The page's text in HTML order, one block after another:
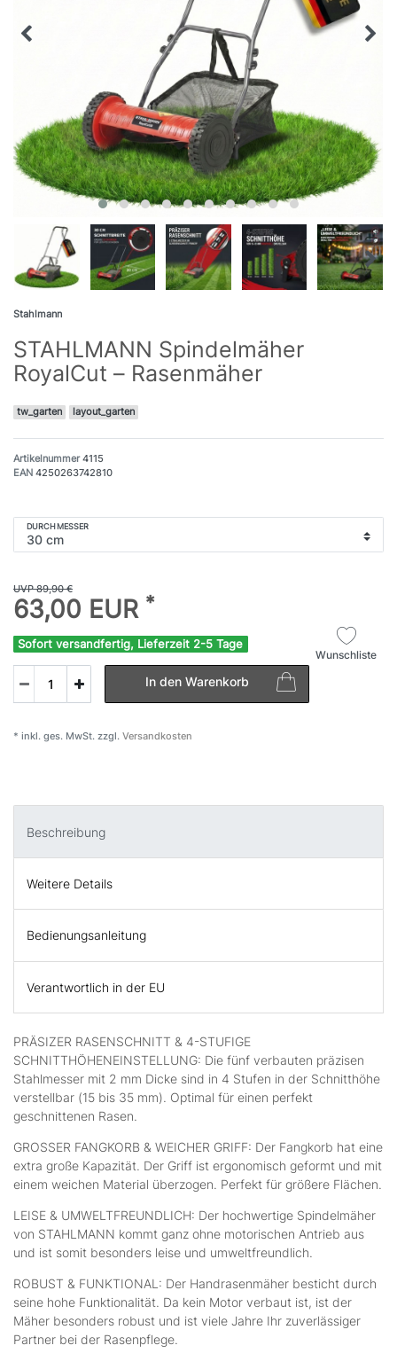
Stahlmann
STAHLMANN Spindelmäher
RoyalCut – Rasenmäher
tw_garten layout_garten
Artikelnummer4115
EAN 4250263742810
DURCHMESSER
UVP 89,90 €
63,00 EUR *
Sofort versandfertig, Lieferzeit 2-5 Tage
In den Warenkorb
Wunschliste
* inkl. ges. MwSt. zzgl. Versandkosten
Beschreibung
Weitere Details
Bedienungsanleitung
Verantwortlich in der EU
PRÄSIZER RASENSCHNITT & 4-STUFIGE
SCHNITTHÖHENEINSTELLUNG: Die fünf verbauten präzisen
Stahlmesser mit 2 mm Dicke sind in 4 Stufen in der Schnitthöhe
verstellbar (15 bis 35 mm). Optimal für einen perfekt
geschnittenen Rasen.
GROSSER FANGKORB & WEICHER GRIFF: Der Fangkorb hat eine
extra große Kapazität. Der Griff ist ergonomisch geformt und mit
einem weichen Material überzogen. Perfekt für größere Flächen.
LEISE & UMWELTFREUNDLICH: Der hochwertige Spindelmäher
von STAHLMANN kommt ganz ohne motorischen Antrieb aus
und ist somit besonders leise und umweltfreundlich.
ROBUST & FUNKTIONAL: Der Handrasenmäher besticht durch
seine hohe Funktionalität. Da kein Motor verbaut ist, ist der
Mäher besonders robust und ist viele Jahre Ihr zuverlässiger
Partner bei der Rasenpflege.